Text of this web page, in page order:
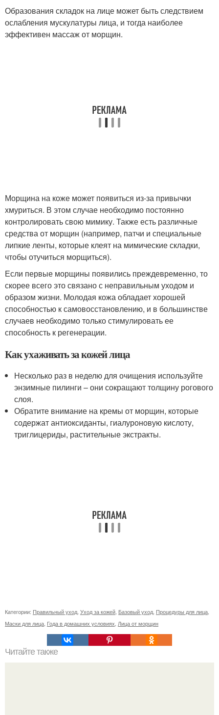
Образования складок на лице может быть следствием
ослабления мускулатуры лица, и тогда наиболее
эффективен массаж от морщин.
Морщина на коже может появиться из-за привычки
хмуриться. В этом случае необходимо постоянно
контролировать свою мимику. Также есть различные
средства от морщин (например, патчи и специальные
липкие ленты, которые клеят на мимические складки,
чтобы отучиться морщиться).
Если первые морщины появились преждевременно, то
скорее всего это связано с неправильным уходом и
образом жизни. Молодая кожа обладает хорошей
способностью к самовосстановлению, и в большинстве
случаев необходимо только стимулировать ее
способность к регенерации.
Как ухаживать за кожей лица
Несколько раз в неделю для очищения используйте
энзимные пилинги – они сокращают толщину рогового
слоя.
Обратите внимание на кремы от морщин, которые
содержат антиоксиданты, гиалуроновую кислоту,
триглицериды, растительные экстракты.
Категории: Правильный уход Уход за кожей Базовый уход Процедуры для лица
Маски для лица Года в домашних условиях Лица от морщин
Читайте также